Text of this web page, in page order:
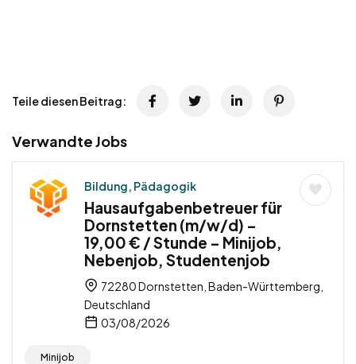
Teile diesen Beitrag:
Verwandte Jobs
Bildung, Pädagogik
Hausaufgabenbetreuer für
Dornstetten (m/w/d) –
19,00 € / Stunde – Minijob,
Nebenjob, Studentenjob
72280 Dornstetten, Baden-Württemberg,
Deutschland
03/08/2026
Minijob